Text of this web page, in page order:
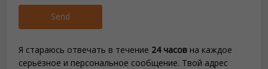
s
*
Send
Я стараюсь отвечать в течение 24 часов на каждое
серьёзное и персональное сообщение. Твой адрес